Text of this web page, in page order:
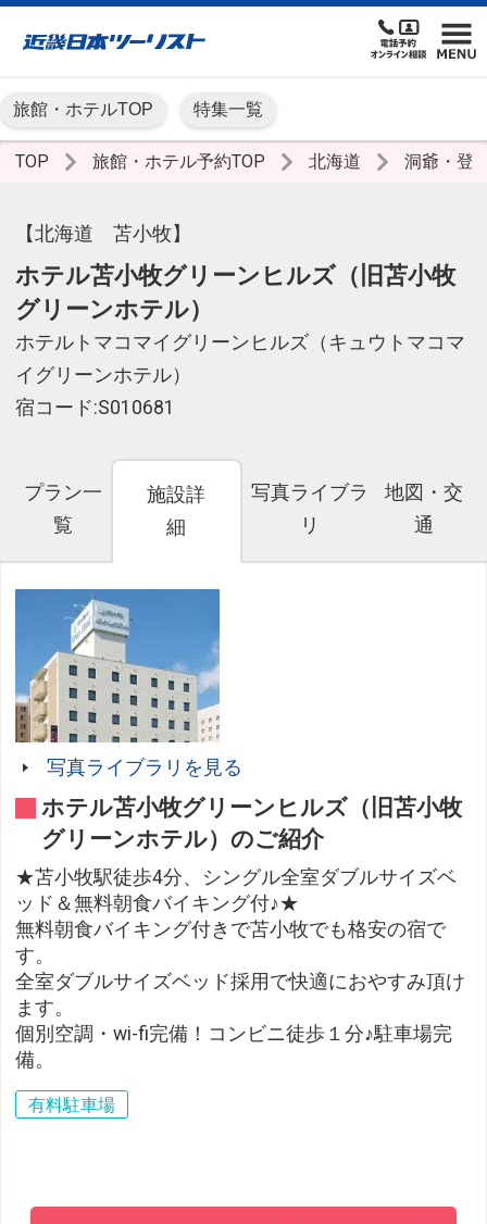
旅館・ホテルTOP 特集一覧
TOP 旅館・ホテル予約TOP 北海道 洞爺・登
【北海道 苫小牧】
ホテル苫小牧グリーンヒルズ（旧苫小牧
グリーンホテル）
ホテルトマコマイグリーンヒルズ（キュウトマコマ
イグリーンホテル）
宿コード:S010681
プラン一
覧
施設詳
細
写真ライブラ
リ
地図・交
通
写真ライブラリを見る
ホテル苫小牧グリーンヒルズ（旧苫小牧
グリーンホテル）のご紹介
★苫小牧駅徒歩4分、シングル全室ダブルサイズベ
ッド＆無料朝食バイキング付♪★
無料朝食バイキング付きで苫小牧でも格安の宿で
す。
全室ダブルサイズベッド採用で快適におやすみ頂け
ます。
個別空調・wi-fi完備！コンビニ徒歩１分♪駐車場完
備。
有料駐車場